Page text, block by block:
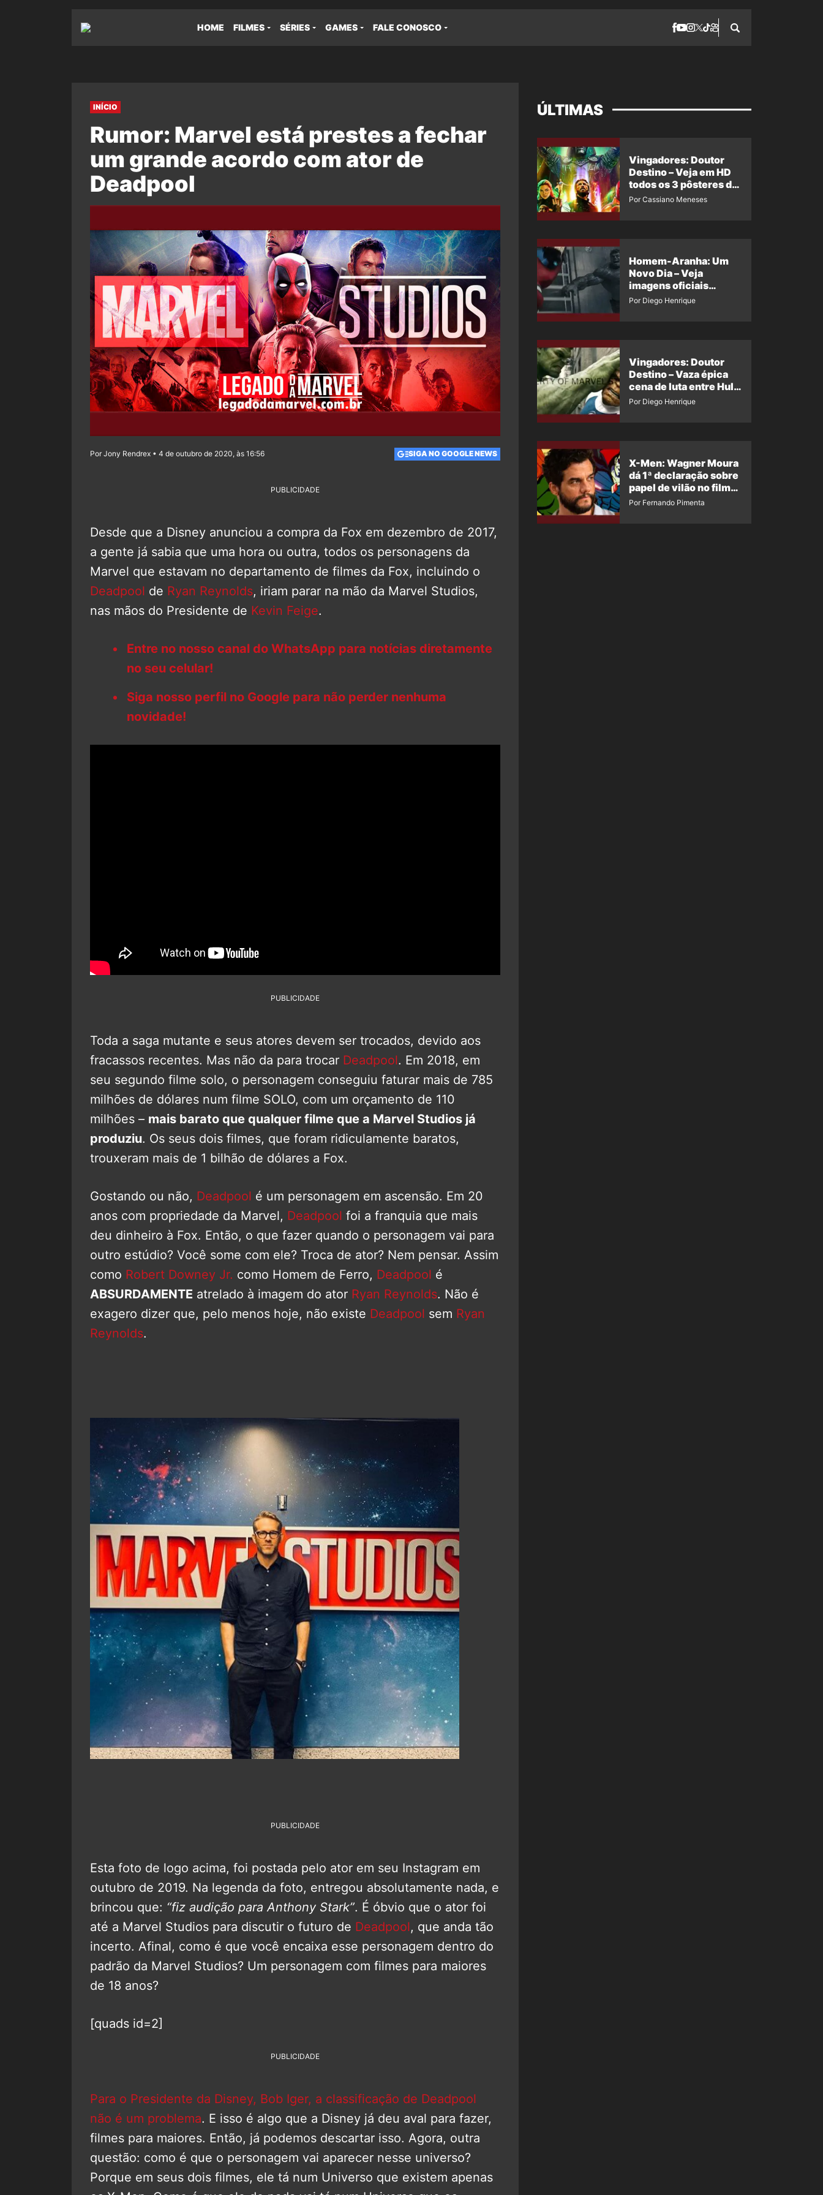
HOME FILMES SÉRIES GAMES FALE CONOSCO
INÍCIO
Rumor: Marvel está prestes a fechar
um grande acordo com ator de
Deadpool
Por Jony Rendrex • 4 de outubro de 2020, às 16:56 SIGA NO GOOGLE NEWS
PUBLICIDADE
Desde que a Disney anunciou a compra da Fox em dezembro de 2017,
a gente já sabia que uma hora ou outra, todos os personagens da
Marvel que estavam no departamento de filmes da Fox, incluindo o
Deadpool de Ryan Reynolds, iriam parar na mão da Marvel Studios,
nas mãos do Presidente de Kevin Feige.
Entre no nosso canal do WhatsApp para notícias diretamente
no seu celular!
Siga nosso perfil no Google para não perder nenhuma
novidade!
PUBLICIDADE
Toda a saga mutante e seus atores devem ser trocados, devido aos
fracassos recentes. Mas não da para trocar Deadpool. Em 2018, em
seu segundo filme solo, o personagem conseguiu faturar mais de 785
milhões de dólares num filme SOLO, com um orçamento de 110
milhões – mais barato que qualquer filme que a Marvel Studios já
produziu. Os seus dois filmes, que foram ridiculamente baratos,
trouxeram mais de 1 bilhão de dólares a Fox.
Gostando ou não, Deadpool é um personagem em ascensão. Em 20
anos com propriedade da Marvel, Deadpool foi a franquia que mais
deu dinheiro à Fox. Então, o que fazer quando o personagem vai para
outro estúdio? Você some com ele? Troca de ator? Nem pensar. Assim
como Robert Downey Jr. como Homem de Ferro, Deadpool é
ABSURDAMENTE atrelado à imagem do ator Ryan Reynolds. Não é
exagero dizer que, pelo menos hoje, não existe Deadpool sem Ryan
Reynolds.
PUBLICIDADE
Esta foto de logo acima, foi postada pelo ator em seu Instagram em
outubro de 2019. Na legenda da foto, entregou absolutamente nada, e
brincou que: “fiz audição para Anthony Stark”. É óbvio que o ator foi
até a Marvel Studios para discutir o futuro de Deadpool, que anda tão
incerto. Afinal, como é que você encaixa esse personagem dentro do
padrão da Marvel Studios? Um personagem com filmes para maiores
de 18 anos?
[quads id=2]
PUBLICIDADE
Para o Presidente da Disney, Bob Iger, a classificação de Deadpool
não é um problema. E isso é algo que a Disney já deu aval para fazer,
filmes para maiores. Então, já podemos descartar isso. Agora, outra
questão: como é que o personagem vai aparecer nesse universo?
Porque em seus dois filmes, ele tá num Universo que existem apenas
ÚLTIMAS
Vingadores: Doutor
Destino – Veja em HD
todos os 3 pôsteres de
‘Doomsday’ + 1 imagem
Por Cassiano Meneses
Homem-Aranha: Um
Novo Dia – Veja
imagens oficiais
descartadas do Hulk
Por Diego Henrique
Vingadores: Doutor
Destino – Vaza épica
cena de luta entre Hulk
e o Coisa
Por Diego Henrique
X-Men: Wagner Moura
dá 1ª declaração sobre
papel de vilão no filme
da Marvel
Por Fernando Pimenta